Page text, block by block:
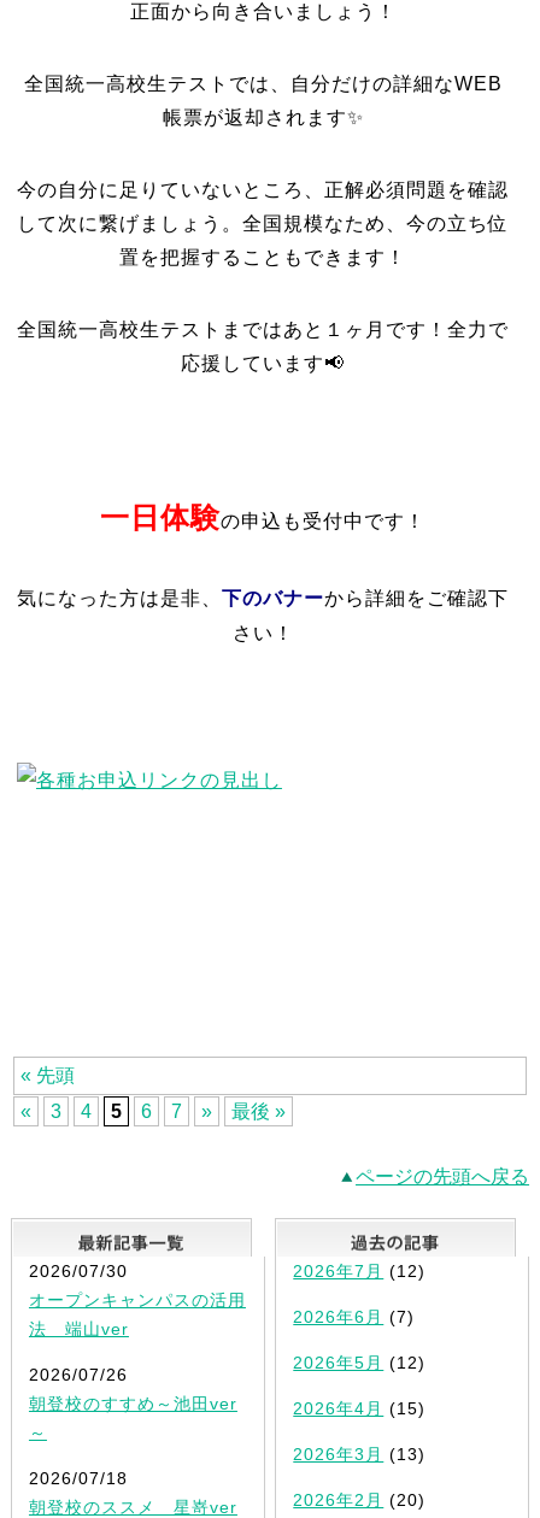
正面から向き合いましょう！
全国統一高校生テストでは、自分だけの詳細なWEB
帳票が返却されます✨
今の自分に足りていないところ、正解必須問題を確認
して次に繋げましょう。全国規模なため、今の立ち位
置を把握することもできます！
全国統一高校生テストまではあと１ヶ月です！全力で
応援しています📢
一日体験の申込も受付中です！
気になった方は是非、下のバナーから詳細をご確認下
さい！
« 先頭
«
3 4 5 6 7 » 最後 »
ページの先頭へ戻る
最新記事一覧
2026/07/30
オープンキャンパスの活用
法 端山ver
2026/07/26
朝登校のすすめ～池田ver
～
2026/07/18
朝登校のススメ 星嵜ver
2026年7月 (12)
2026年6月 (7)
2026年5月 (12)
2026年4月 (15)
2026年3月 (13)
2026年2月 (20)